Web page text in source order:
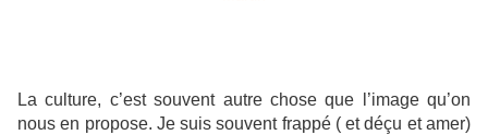
La culture, c’est souvent autre chose que l’image qu’on
nous en propose. Je suis souvent frappé ( et déçu et amer)